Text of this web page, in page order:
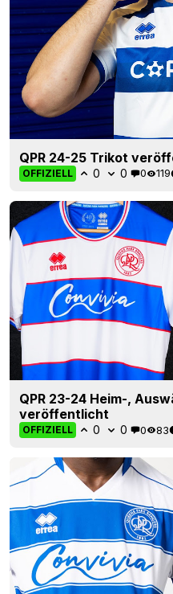
QPR 24-25 Trikot
OFFIZIELL 0 0 0 119
QPR 23-24 Heim-,
veröffentlicht
OFFIZIELL 0 0 0 83